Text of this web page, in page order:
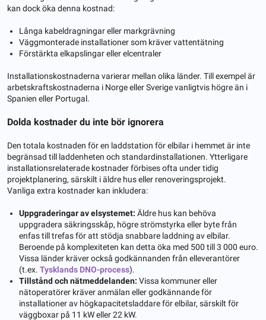
kan dock öka denna kostnad:
Långa kabeldragningar eller markgrävning
Väggmonterade installationer som kräver vattentätning
Förstärkta elkapslingar eller elcentraler
Installationskostnaderna varierar mellan olika länder. Till exempel är
arbetskraftskostnaderna i Norge eller Sverige vanligtvis högre än i
Spanien eller Portugal.
Dolda kostnader du inte bör ignorera
Den totala kostnaden för en laddstation för elbilar i hemmet är inte
begränsad till laddenheten och standardinstallationen. Ytterligare
installationsrelaterade kostnader förbises ofta under tidig
projektplanering, särskilt i äldre hus eller renoveringsprojekt.
Vanliga extra kostnader kan inkludera:
Uppgraderingar av elsystemet: Äldre hus kan behöva
uppgradera säkringsskåp, högre strömstyrka eller byte från
enfas till trefas för att stödja snabbare laddning av elbilar.
Beroende på komplexiteten kan detta öka med 500 till 3 000 euro.
Vissa länder kräver också godkännanden från elleverantörer
(t.ex. Tysklands DNO-process).
Tillstånd och nätmeddelanden: Vissa kommuner eller
nätoperatörer kräver anmälan eller godkännande för
installationer av högkapacitetsladdare för elbilar, särskilt för
väggboxar på 11 kW eller 22 kW.